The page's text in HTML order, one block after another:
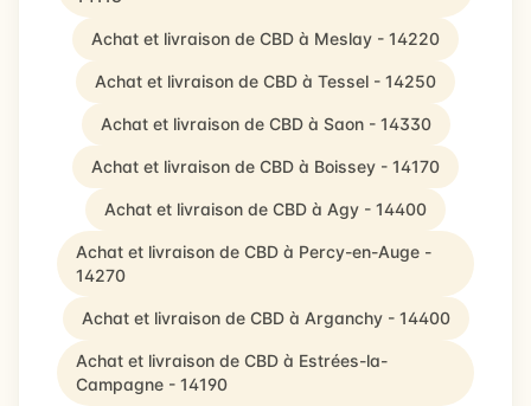
Achat et livraison de CBD à Meslay - 14220
Achat et livraison de CBD à Tessel - 14250
Achat et livraison de CBD à Saon - 14330
Achat et livraison de CBD à Boissey - 14170
Achat et livraison de CBD à Agy - 14400
Achat et livraison de CBD à Percy-en-Auge -
14270
Achat et livraison de CBD à Arganchy - 14400
Achat et livraison de CBD à Estrées-la-
Campagne - 14190